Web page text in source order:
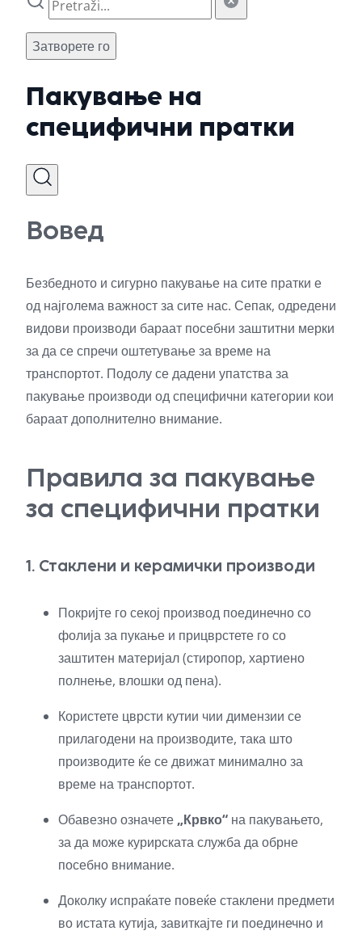
Затворете го
Пакување на
специфични пратки
Вовед
Безбедното и сигурно пакување на сите пратки е
од најголема важност за сите нас. Сепак, одредени
видови производи бараат посебни заштитни мерки
за да се спречи оштетување за време на
транспортот. Подолу се дадени упатства за
пакување производи од специфични категории кои
бараат дополнително внимание.
Правила за пакување
за специфични пратки
1. Стаклени и керамички производи
Покријте го секој производ поединечно со
фолија за пукање и прицврстете го со
заштитен материјал (стиропор, хартиено
полнење, влошки од пена).
Користете цврсти кутии чии димензии се
прилагодени на производите, така што
производите ќе се движат минимално за
време на транспортот.
Обавезно означете „Крвко“ на пакувањето,
за да може курирската служба да обрне
посебно внимание.
Доколку испраќате повеќе стаклени предмети
во истата кутија, завиткајте ги поединечно и